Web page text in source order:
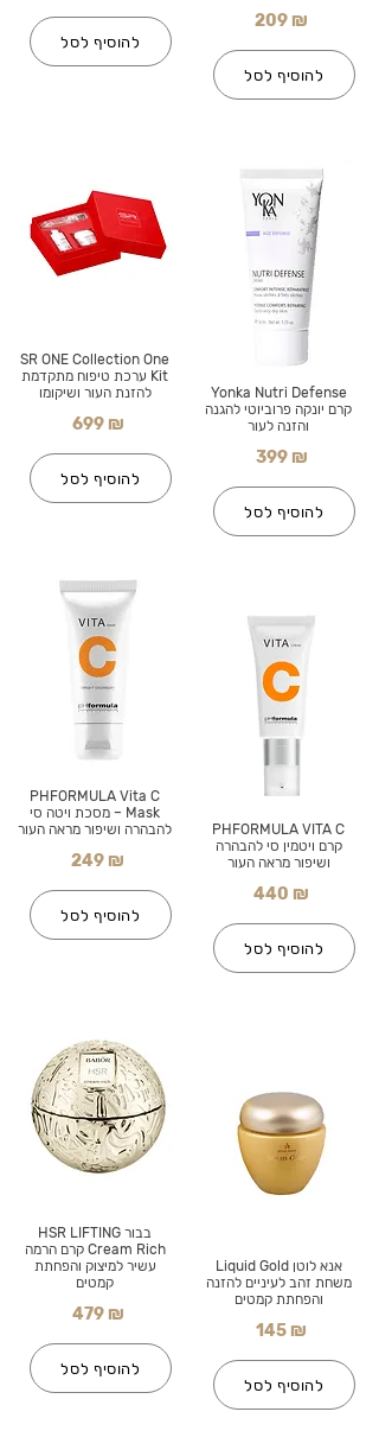
להוסיף לסל
SR ONE Collection One
Kit ערכת טיפוח מתקדמת
להזנת העור ושיקומו
699 ₪
להוסיף לסל
PHFORMULA Vita C
Mask – מסכת ויטה סי
להבהרה ושיפור מראה העור
249 ₪
להוסיף לסל
בבור HSR LIFTING
Cream Rich קרם הרמה
עשיר למיצוק והפחתת
קמטים
479 ₪
להוסיף לסל
209 ₪
להוסיף לסל
Yonka Nutri Defense
קרם יונקה פרוביוטי להגנה
והזנה לעור
399 ₪
להוסיף לסל
PHFORMULA VITA C
קרם ויטמין סי להבהרה
ושיפור מראה העור
440 ₪
להוסיף לסל
אנא לוטן Liquid Gold
משחת זהב לעיניים להזנה
והפחתת קמטים
145 ₪
להוסיף לסל